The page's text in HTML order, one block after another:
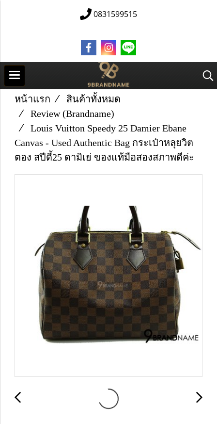
0831599515
หน้าแรก
สินค้าทั้งหมด
Review (Brandname)
Louis Vuitton Speedy 25 Damier Ebane
Canvas - Used Authentic Bag กระเป๋าหลุยวิต
ตอง สปีดี้25 ดามิเย่ ของแท้มือสองสภาพดีค่ะ